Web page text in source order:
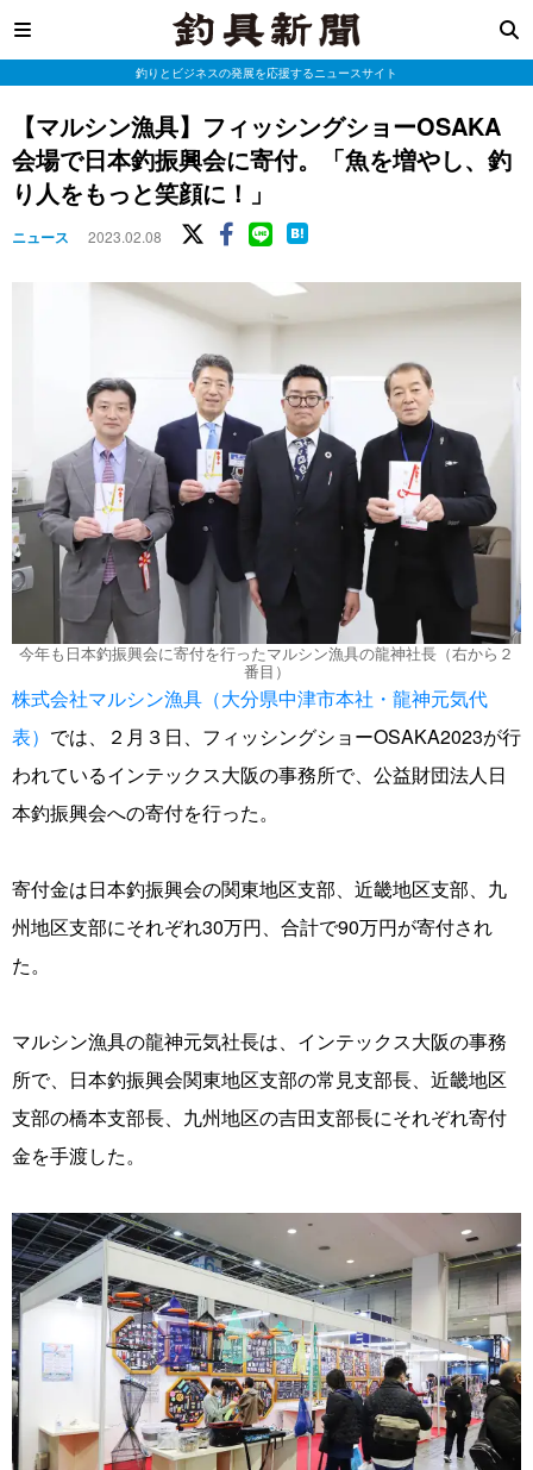
釣りとビジネスの発展を応援するニュースサイト
【マルシン漁具】フィッシングショーOSAKA
会場で日本釣振興会に寄付。「魚を増やし、釣
り人をもっと笑顔に！」
ニュース 2023.02.08
今年も日本釣振興会に寄付を行ったマルシン漁具の龍神社長（右から２
番目）
株式会社マルシン漁具（大分県中津市本社・龍神元気代
表） では、２月３日、フィッシングショーOSAKA2023が行
われているインテックス大阪の事務所で、公益財団法人日
本釣振興会への寄付を行った。
寄付金は日本釣振興会の関東地区支部、近畿地区支部、九
州地区支部にそれぞれ30万円、合計で90万円が寄付され
た。
マルシン漁具の龍神元気社長は、インテックス大阪の事務
所で、日本釣振興会関東地区支部の常見支部長、近畿地区
支部の橋本支部長、九州地区の吉田支部長にそれぞれ寄付
金を手渡した。